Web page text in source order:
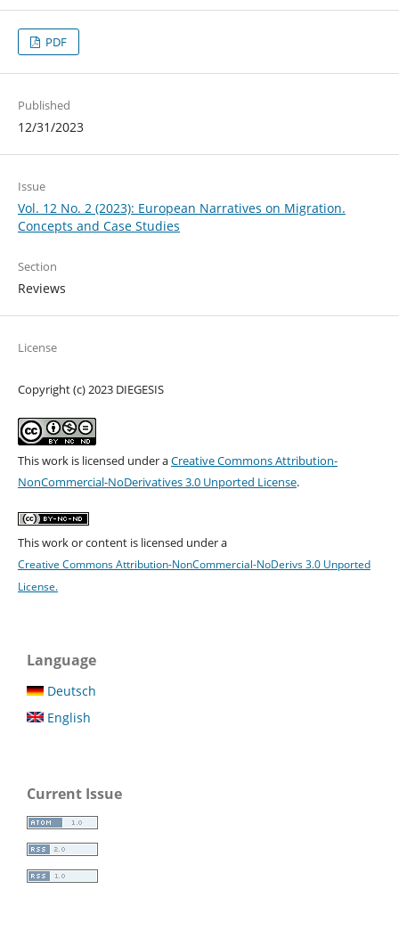
PDF
Published
12/31/2023
Issue
Vol. 12 No. 2 (2023): European Narratives on Migration.
Concepts and Case Studies
Section
Reviews
License
Copyright (c) 2023 DIEGESIS
This work is licensed under aCreative Commons Attribution-
NonCommercial-NoDerivatives 3.0 Unported License.
This work or content is licensed under a
Creative Commons Attribution-NonCommercial-NoDerivs 3.0 Unported
License.
Language
Deutsch
English
Current Issue